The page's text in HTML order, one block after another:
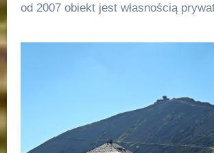
od 2007 obiekt jest własnością